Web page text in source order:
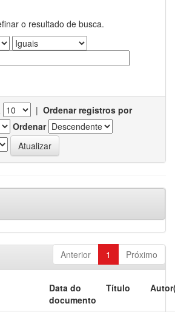
o resultado de busca.
| Ordenar registros por
Ordenar
Anterior 1 Próximo
Data do
documento
Título